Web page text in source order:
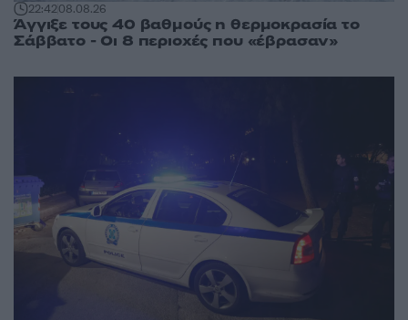
22:4208.08.26
Άγγιξε τους 40 βαθμούς η θερμοκρασία το
Σάββατο - Οι 8 περιοχές που «έβρασαν»